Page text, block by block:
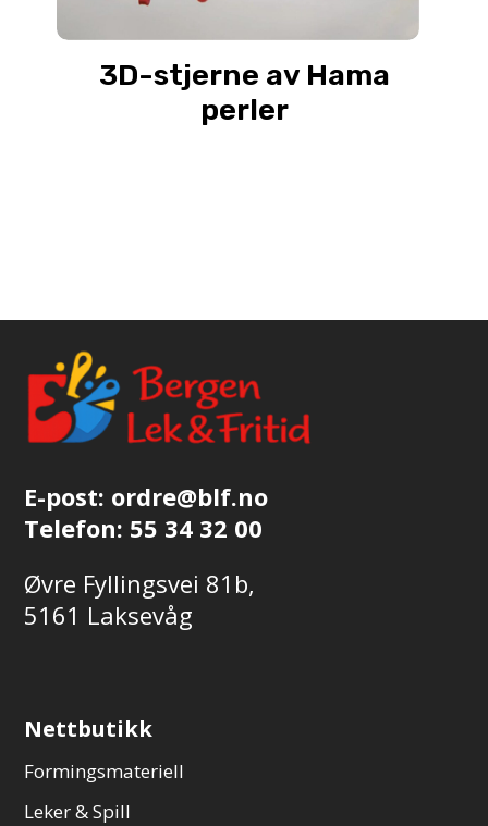
3D-stjerne av Hama
perler
E-post: ordre@blf.no
Telefon: 55 34 32 00
Øvre Fyllingsvei 81b,
5161 Laksevåg
Nettbutikk
Formingsmateriell
Leker & Spill